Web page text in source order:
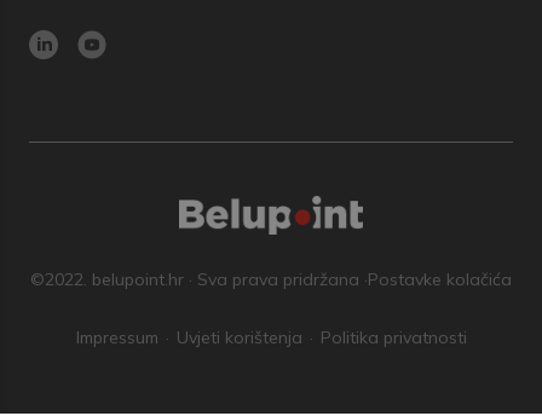
©2022. belupoint.hr · Sva prava pridržana ·Postavke kolačića
Impressum Uvjeti korištenja Politika privatnosti